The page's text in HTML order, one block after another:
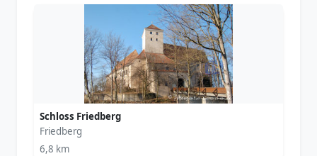
Schloss Friedberg
Friedberg
6,8 km